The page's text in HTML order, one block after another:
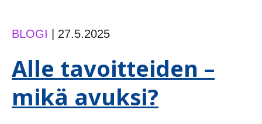
BLOGI 27.5.2025
Alle tavoitteiden –
mikä avuksi?